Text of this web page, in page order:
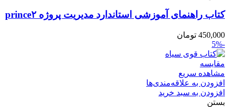
کتاب راهنمای آموزشی استاندارد مدیریت پروژه prince۲
450,000 تومان
-5%
مقایسه
مشاهده سریع
افزودن به علاقه‌مندی‌ها
افزودن به سبد خرید
بستن